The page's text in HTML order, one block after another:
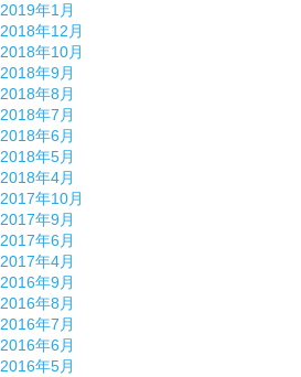
2019年1月
2018年12月
2018年10月
2018年9月
2018年8月
2018年7月
2018年6月
2018年5月
2018年4月
2017年10月
2017年9月
2017年6月
2017年4月
2016年9月
2016年8月
2016年7月
2016年6月
2016年5月